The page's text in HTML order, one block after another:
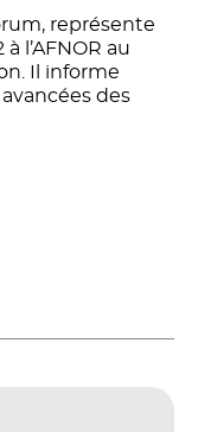
représente
l’AFNOR au
Il informe
des